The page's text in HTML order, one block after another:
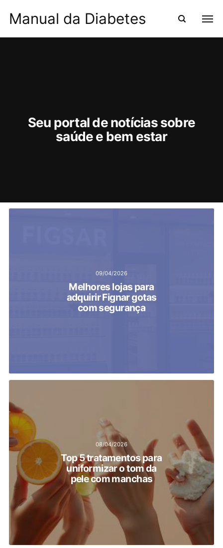
Manual da Diabetes
Seu portal de notícias sobre
saúde e bem estar
09/04/2026
Melhores lojas para
adquirir Fignar gotas
com segurança
08/04/2026
Top 5 tratamentos para
uniformizar o tom da
pele com manchas